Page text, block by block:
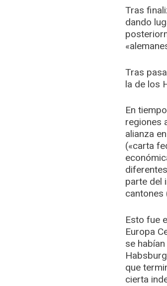
Tras
dando
Tras
la de los
En
regiones
alianza
(«carta
parte del
cantones
Esto fue
Europa
se
que
cierta